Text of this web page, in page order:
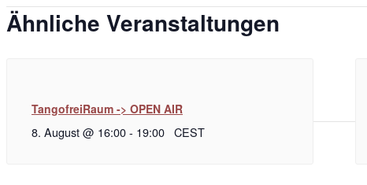
Ähnliche Veranstaltungen
TangofreiRaum -> OPEN AIR
8. August @ 16:00- 19:00 CEST